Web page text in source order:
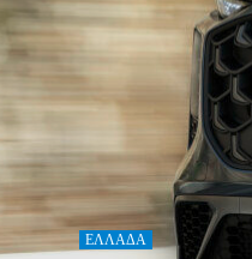
ΕΛΛΑΔΑ